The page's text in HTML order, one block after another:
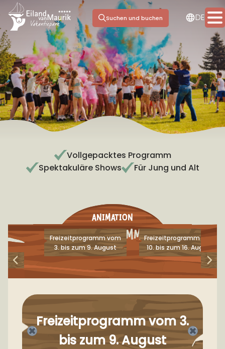
DE
NL
EN
Übernachten
Einrichtungen
Jachthafen
Meeting & Events
Buchen Sie > 100 Tage vor Anreise und erhalten Sie
Suchen und buchen
Vollgepacktes Programm
Spektakuläre Shows
Für Jung und Alt
animation
programm
Freizeitprogramm vom
3. bis zum 9. August
Freizeitprogramm vom
10. bis zum 16. August
Freizeitprogramm vom 3.
bis zum 9. August